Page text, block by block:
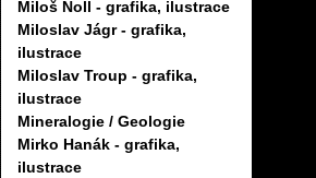
Miloš Noll - grafika, ilustrace
Miloslav Jágr - grafika,
ilustrace
Miloslav Troup - grafika,
ilustrace
Mineralogie / Geologie
Mirko Hanák - grafika,
ilustrace